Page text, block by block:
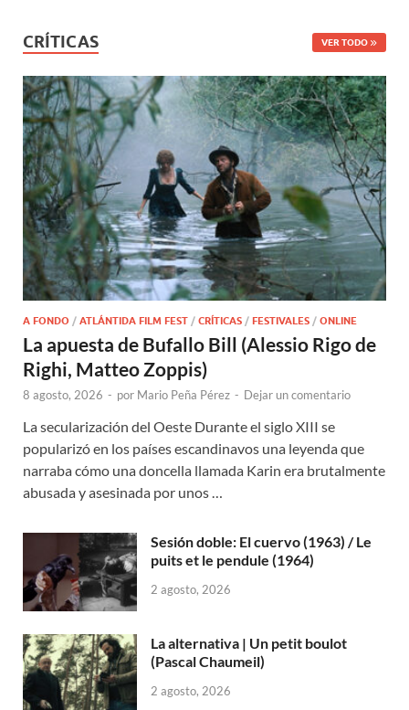
CRÍTICAS VER TODO
A FONDO / ATLÁNTIDA FILM FEST / CRÍTICAS / FESTIVALES / ONLINE
La apuesta de Bufallo Bill (Alessio Rigo de
Righi, Matteo Zoppis)
8 agosto, 2026 - por Mario Peña Pérez - Dejar un comentario
La secularización del Oeste Durante el siglo XIII se
popularizó en los países escandinavos una leyenda que
narraba cómo una doncella llamada Karin era brutalmente
abusada y asesinada por unos …
Sesión doble: El cuervo (1963) / Le
puits et le pendule (1964)
2 agosto, 2026
La alternativa | Un petit boulot
(Pascal Chaumeil)
2 agosto, 2026